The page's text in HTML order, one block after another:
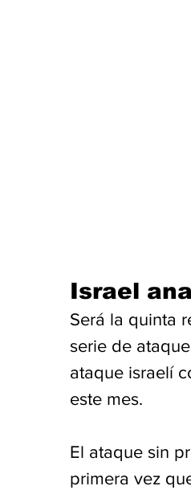
Israel
Será la quinta
serie de
ataque israelí
este mes.
El ataque sin
primera vez